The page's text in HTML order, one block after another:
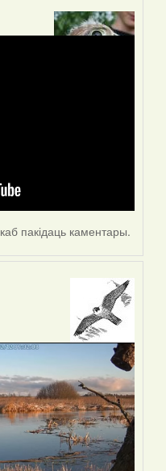
каб пакідаць каментары.